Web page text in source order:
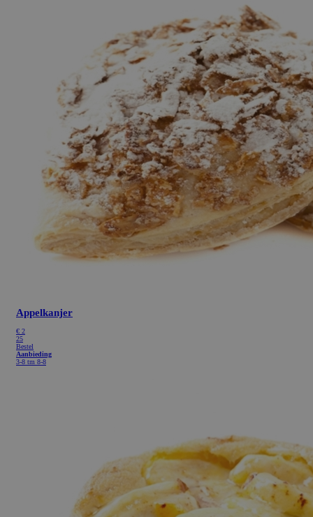
Appelkanjer
€ 2
25
Bestel
Aanbieding
3-8 tm 8-8